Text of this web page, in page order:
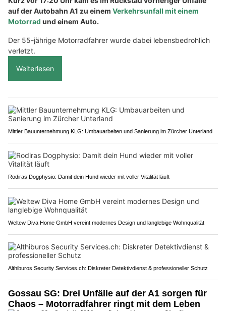
auf der Autobahn A1 zu einem Verkehrsunfall mit einem
Motorrad und einem Auto.
Der 55-jährige Motorradfahrer wurde dabei lebensbedrohlich
verletzt.
Weiterlesen
Mittler Bauunternehmung KLG: Umbauarbeiten und Sanierung im Zürcher Unterland
Rodiras Dogphysio: Damit dein Hund wieder mit voller Vitalität läuft
Weltew Diva Home GmbH vereint modernes Design und langlebige Wohnqualität
Althiburos Security Services.ch: Diskreter Detektivdienst & professioneller Schutz
Gossau SG: Drei Unfälle auf der A1 sorgen für
Chaos – Motorradfahrer ringt mit dem Leben